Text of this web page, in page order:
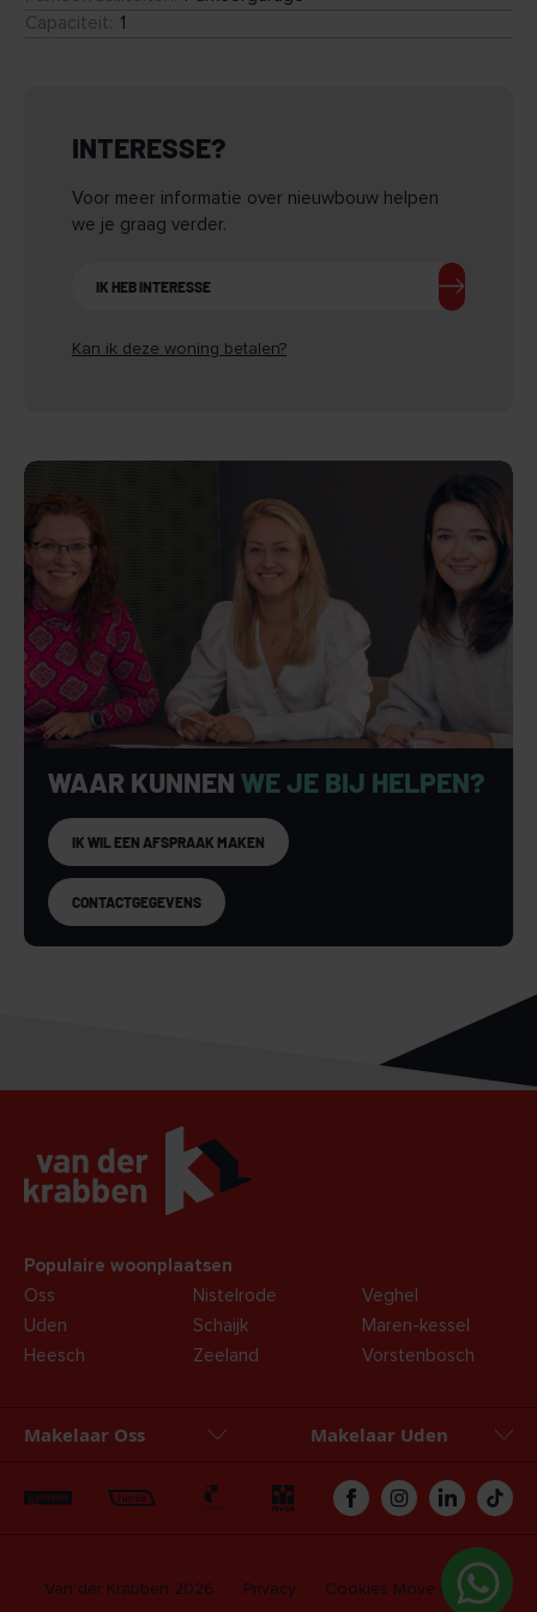
Capaciteit
1
INTERESSE?
Voor meer informatie over nieuwbouw helpen
we je graag verder.
IK HEB INTERESSE
Kan ik deze woning betalen?
WAAR KUNNEN WE JE BIJ HELPEN?
IK WIL EEN AFSPRAAK MAKEN
CONTACTGEGEVENS
Populaire woonplaatsen
Oss
Uden
Heesch
Nistelrode
Schaijk
Zeeland
Veghel
Maren-kessel
Vorstenbosch
Makelaar Oss Makelaar Uden
Van der Krabben 2026 Privacy Cookies Move login
Oss Uden Zakelijk Hypotheken